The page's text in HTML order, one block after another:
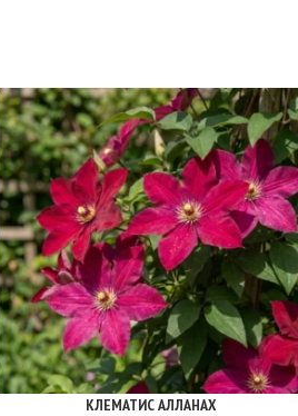
КЛЕМАТИС АЛЛАНАХ